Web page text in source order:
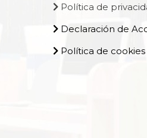
Política de
Declaración de
Política de cookies